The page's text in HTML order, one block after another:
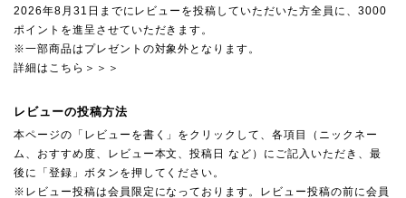
2026年8月31日までにレビューを投稿していただいた方全員に、3000
ポイントを進呈させていただきます。
※一部商品はプレゼントの対象外となります。
詳細はこちら＞＞＞
レビューの投稿方法
本ページの「レビューを書く」をクリックして、各項目（ニックネー
ム、おすすめ度、レビュー本文、投稿日 など）にご記入いただき、最
後に「登録」ボタンを押してください。
※レビュー投稿は会員限定になっております。レビュー投稿の前に会員